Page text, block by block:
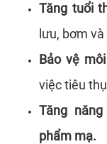
Tăng tuổi
lưu, bơm
Bảo vệ
việc tiêu
Tăng
phẩm mạ.